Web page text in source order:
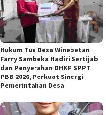
Hukum Tua Desa Winebetan
Farry Sambeka Hadiri Sertijab
dan Penyerahan DHKP SPPT
PBB 2026, Perkuat Sinergi
Pemerintahan Desa